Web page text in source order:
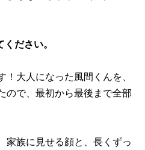
ださい。
大人になった風間くんを、
ので、最初から最後まで全部
家族に見せる顔と、長くずっ